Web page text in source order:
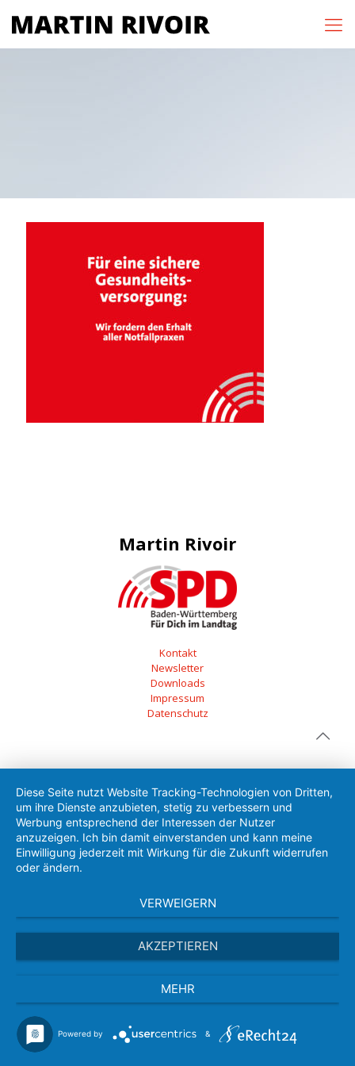
Martin Rivoir
Kontakt
Newsletter
Downloads
Impressum
Datenschutz
Diese Seite nutzt Website Tracking-Technologien von Dritten,
um ihre Dienste anzubieten, stetig zu verbessern und
Werbung entsprechend der Interessen der Nutzer
anzuzeigen. Ich bin damit einverstanden und kann meine
Einwilligung jederzeit mit Wirkung für die Zukunft widerrufen
oder ändern.
VERWEIGERN
AKZEPTIEREN
MEHR
Powered by &